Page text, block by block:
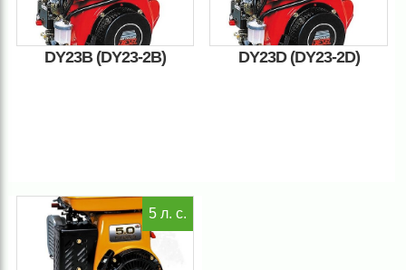
DY23B (DY23-2B) DY23D (DY23-2D)
5 л. с.